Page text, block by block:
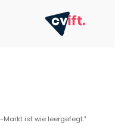
Markt ist wie leergefegt."